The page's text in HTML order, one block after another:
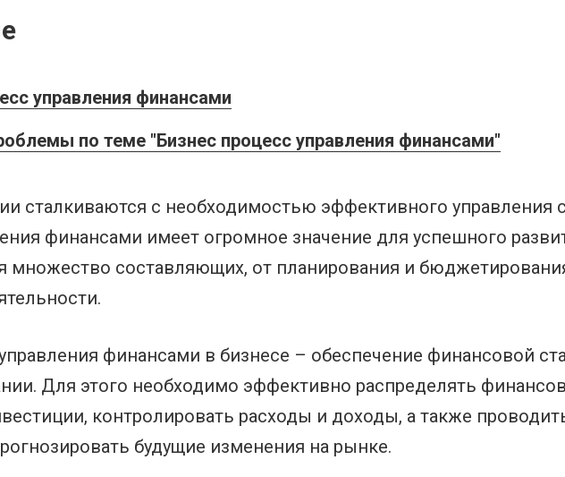
управления финансами
по теме "Бизнес процесс управления финансами"
сталкиваются с необходимостью эффективного управления
финансами имеет огромное значение для успешного
множество составляющих, от планирования и
финансами в бизнесе – обеспечение финансовой
Для этого необходимо эффективно распределять
контролировать расходы и доходы, а также
будущие изменения на рынке.